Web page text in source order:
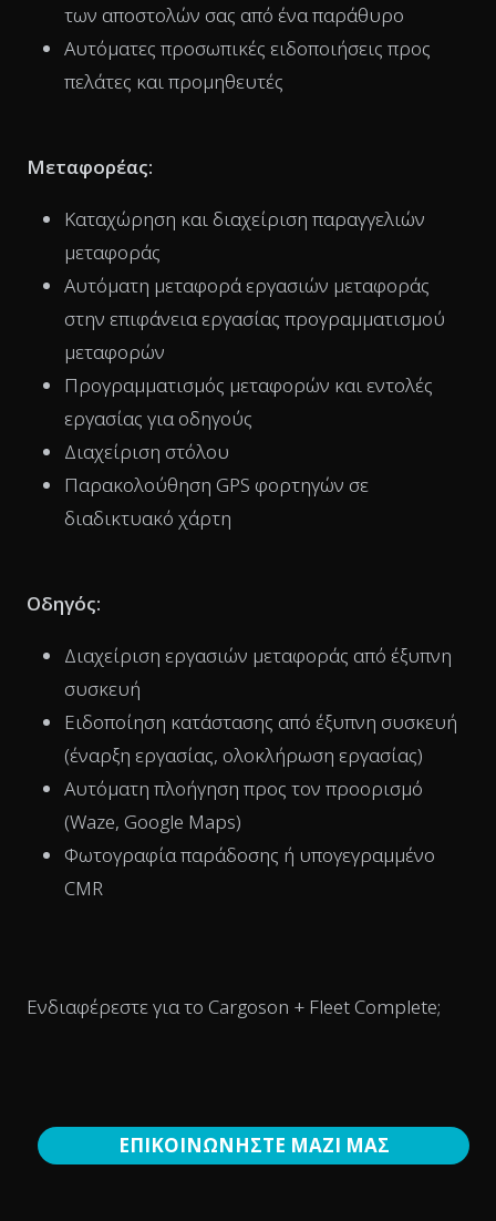
των αποστολών σας από ένα παράθυρο
Αυτόματες προσωπικές ειδοποιήσεις προς
πελάτες και προμηθευτές
Μεταφορέας:
Καταχώρηση και διαχείριση παραγγελιών
μεταφοράς
Αυτόματη μεταφορά εργασιών μεταφοράς
στην επιφάνεια εργασίας προγραμματισμού
μεταφορών
Προγραμματισμός μεταφορών και εντολές
εργασίας για οδηγούς
Διαχείριση στόλου
Παρακολούθηση GPS φορτηγών σε
διαδικτυακό χάρτη
Οδηγός:
Διαχείριση εργασιών μεταφοράς από έξυπνη
συσκευή
Ειδοποίηση κατάστασης από έξυπνη συσκευή
(έναρξη εργασίας, ολοκλήρωση εργασίας)
Αυτόματη πλοήγηση προς τον προορισμό
(Waze, Google Maps)
Φωτογραφία παράδοσης ή υπογεγραμμένο
CMR
Ενδιαφέρεστε για το Cargoson + Fleet Complete;
ΕΠΙΚΟΙΝΩΝΗΣΤΕ ΜΑΖΙ ΜΑΣ